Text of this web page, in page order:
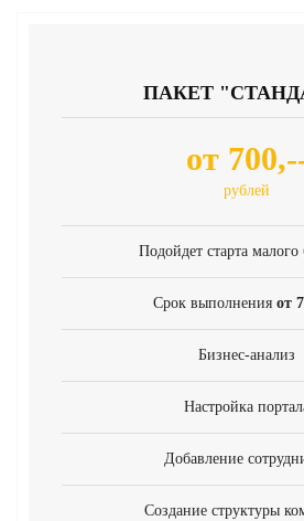
ПАКЕТ
от
рублей
Подойдет старта малого
Срок выполнения от
Бизнес-анализ
Настройка
Добавление
Создание структуры